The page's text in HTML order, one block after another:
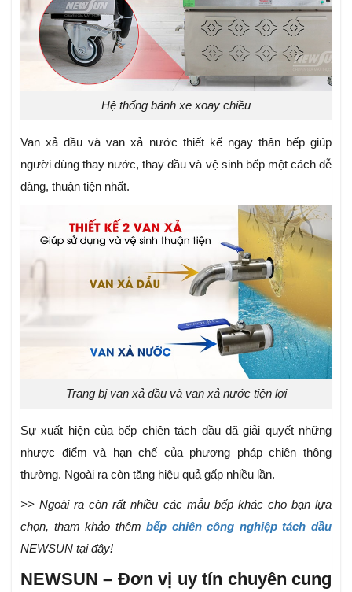
Hệ thống bánh xe xoay chiều
Van xả dầu và van xả nước thiết kế ngay thân bếp giúp
người dùng thay nước, thay dầu và vệ sinh bếp một cách dễ
dàng, thuận tiện nhất.
Trang bị van xả dầu và van xả nước tiện lợi
Sự xuất hiện của bếp chiên tách dầu đã giải quyết những
nhược điểm và hạn chế của phương pháp chiên thông
thường. Ngoài ra còn tăng hiệu quả gấp nhiều lần.
>> Ngoài ra còn rất nhiều các mẫu bếp khác cho bạn lựa
chọn, tham khảo thêm bếp chiên công nghiệp tách dầu
NEWSUN tại đây!
NEWSUN – Đơn vị uy tín chuyên cung